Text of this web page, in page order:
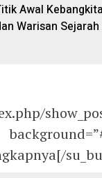
Awal
Warisan Sejarah